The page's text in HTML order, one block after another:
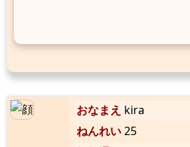
おなまえ kira
ねんれい25